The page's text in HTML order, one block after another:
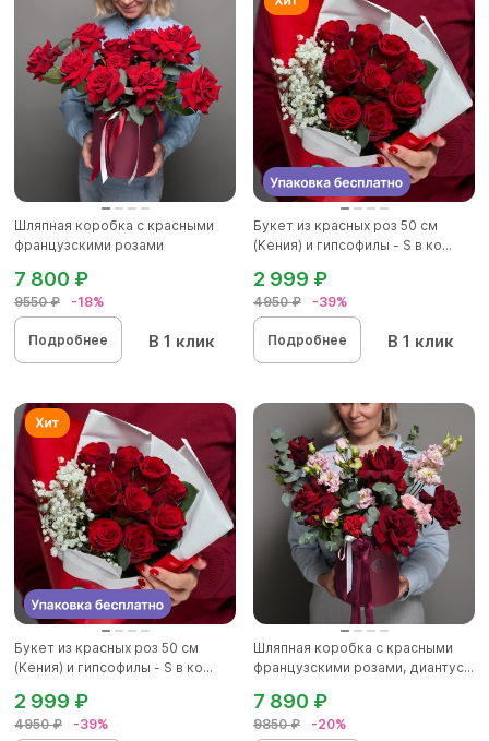
Шляпная коробка с красными
французскими розами
9550 ₽ -18%
7 800 ₽
Подробнее В 1 клик
Букет из красных роз 50 см
(Кения) и гипсофилы - S в ко...
4950 ₽ -39%
2 999 ₽
Подробнее В 1 клик
Букет из красных роз 50 см
(Кения) и гипсофилы - S в ко...
4950 ₽ -39%
2 999 ₽
Шляпная коробка с красными
французскими розами, диантус...
9850 ₽ -20%
7 890 ₽